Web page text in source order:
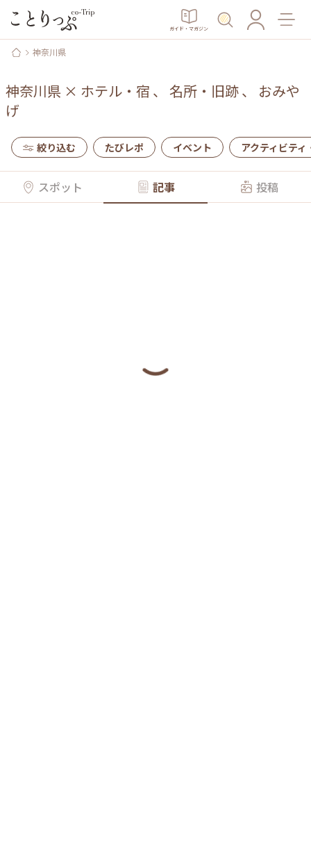
ガイド・マガジン
神奈川県
神奈川県 × ホテル・宿 、 名所・旧跡、 おみや
げ
絞り込む たびレポ イベント アクティビティ
スポット 記事 投稿